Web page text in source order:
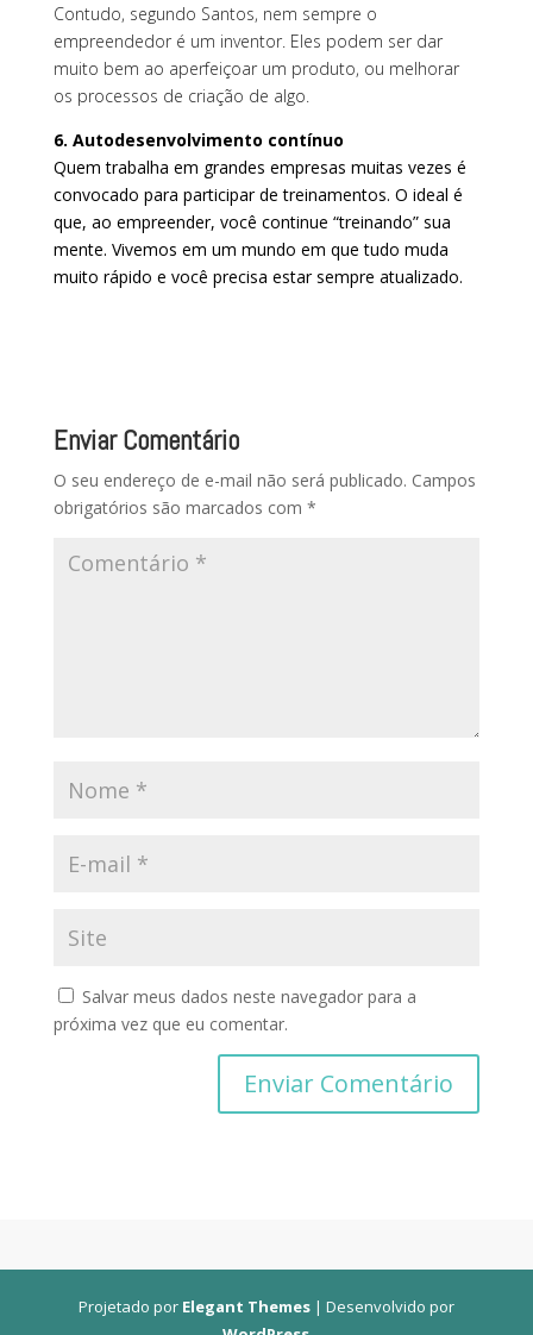
Contudo, segundo Santos, nem sempre o
empreendedor é um inventor. Eles podem ser dar
muito bem ao aperfeiçoar um produto, ou melhorar
os processos de criação de algo.
6. Autodesenvolvimento contínuo
Quem trabalha em grandes empresas muitas vezes é
convocado para participar de treinamentos. O ideal é
que, ao empreender, você continue “treinando” sua
mente. Vivemos em um mundo em que tudo muda
muito rápido e você precisa estar sempre atualizado.
Enviar Comentário
O seu endereço de e-mail não será publicado. Campos
obrigatórios são marcados com *
Salvar meus dados neste navegador para a
próxima vez que eu comentar.
Projetado por Elegant Themes| Desenvolvido por